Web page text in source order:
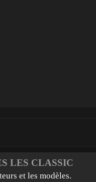
LES CLASSIC
et les modèles.